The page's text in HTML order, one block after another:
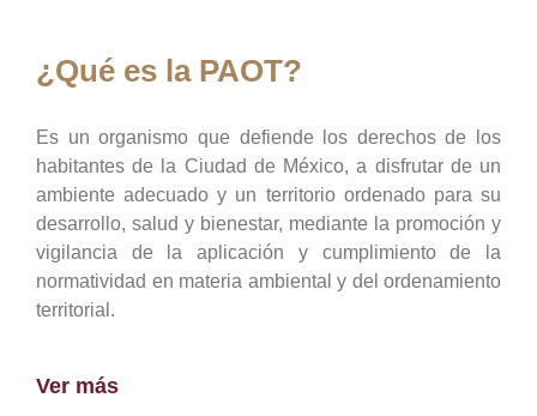
¿Qué es la PAOT?
Es un organismo que defiende los derechos de los
habitantes de la Ciudad de México, a disfrutar de un
ambiente adecuado y un territorio ordenado para su
desarrollo, salud y bienestar, mediante la promoción y
vigilancia de la aplicación y cumplimiento de la
normatividad en materia ambiental y del ordenamiento
territorial.
Ver más